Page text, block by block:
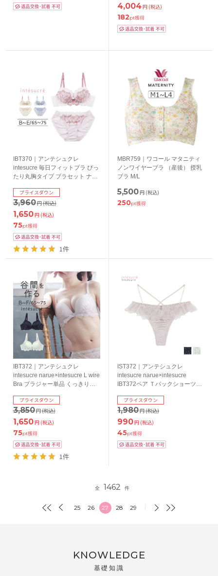
4,004円 (税込)
182pt獲得
IBT370｜アンテシュクレ
intesucre 毎日フィットブラ ぴっ
たり丸胸タイプ ブラセット ナチ
プ アンダー65/70/75cm
3,960円(税込)
プライスダウン
1,650円 (税込)
75pt獲得
1件
MBR759｜ワコール マタニティ
ノンワイヤーブラ （産後） 授乳
ブラ M/L
5,500円 (税込)
250pt獲得
IBT372｜アンテシュクレ
intesucre narue×intesucre L wire
Bra ブラジャー単品 くっきり谷
65/70/75cm
3,850円(税込)
プライスダウン
1,650円 (税込)
75pt獲得
1件
IST372｜アンテシュクレ
intesucre narue×intesucre
IBT372ペア Ｔバックショーツ
1,980円(税込)
プライスダウン
990円 (税込)
45pt獲得
全 1462 件
25 26 27 28 29
KNOWLEDGE
基礎知識